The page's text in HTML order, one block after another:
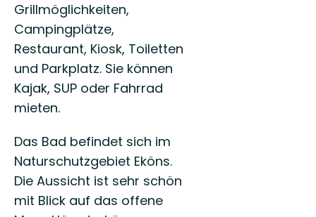
Grillmöglichkeiten,
Campingplätze,
Restaurant, Kiosk, Toiletten
und Parkplatz. Sie können
Kajak, SUP oder Fahrrad
mieten.
Das Bad befindet sich im
Naturschutzgebiet Eköns.
Die Aussicht ist sehr schön
mit Blick auf das offene